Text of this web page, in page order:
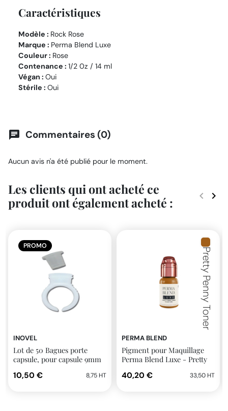
Caractéristiques
Modèle : Rock Rose
Marque : Perma Blend Luxe
Couleur : Rose
Contenance : 1/2 0z / 14 ml
Végan : Oui
Stérile : Oui
chat Commentaires (0)
Aucun avis n'a été publié pour le moment.
Les clients qui ont acheté ce
produit ont également acheté :
keyboard_arrow_left keyboard_arrow_right
PROMO
INOVEL
Lot de 50 Bagues porte
capsule, pour capsule 9mm
10,50 €
8,75 HT
Pretty Penny Toner
PERMA BLEND
Pigment pour Maquillage
Perma Blend Luxe - Pretty
40,20 € 33,50 HT